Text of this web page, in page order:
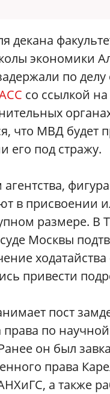
декана
экономики
по делу
со ссылкой
что МВД будет
его под стражу.
в присвоении
размере. В
Москвы
ходатайства
привести
пост
права по
он был
права
а также